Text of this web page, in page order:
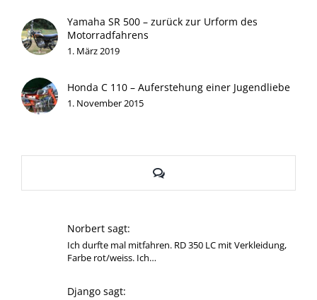
Yamaha SR 500 – zurück zur Urform des
Motorradfahrens
1. März 2019
Honda C 110 – Auferstehung einer Jugendliebe
1. November 2015
Kommentare
Norbert sagt:
Ich durfte mal mitfahren. RD 350 LC mit Verkleidung,
Farbe rot/weiss. Ich…
Django sagt: